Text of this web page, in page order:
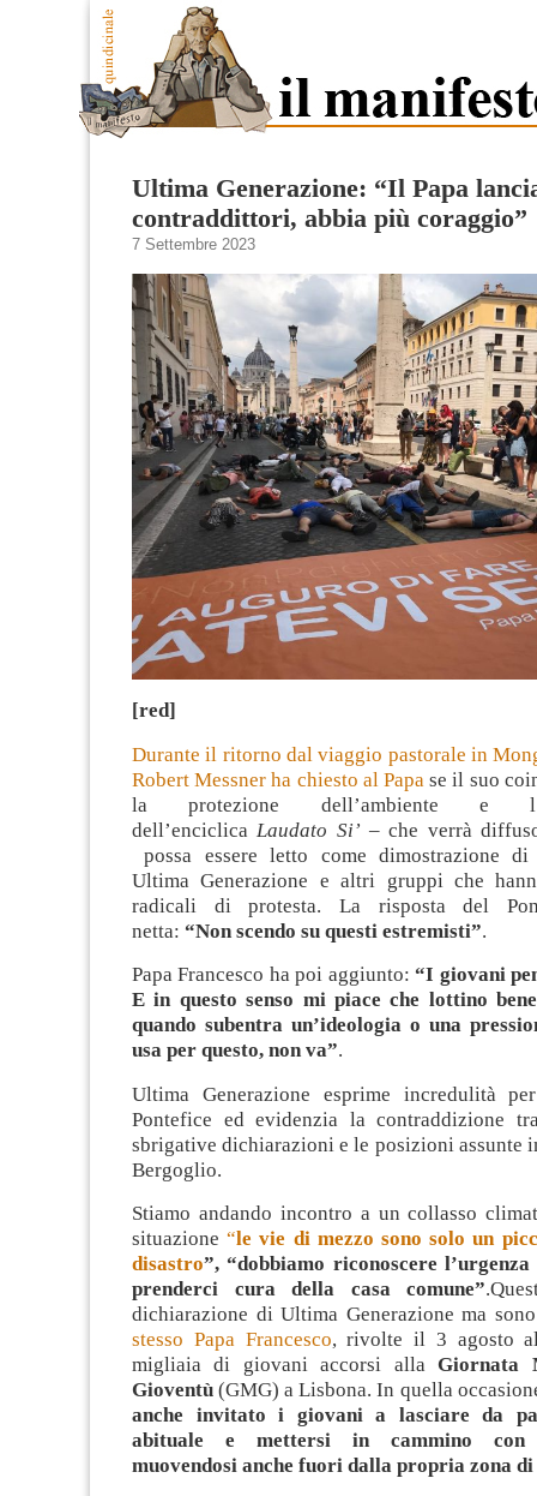
Ultima Generazione: “Il Papa
contraddittori, abbia più coraggio”
7 Settembre 2023
[red]
Durante il ritorno dal viaggio pastorale in
Robert Messnerha chiesto al Papa se il suo
la protezione dell’ambiente e
dell’enciclicaLaudato Si’ – che verrà
possa essere letto come dimostrazione
Ultima Generazione e altri gruppi che
radicali di protesta. La risposta del
netta: “Non scendo su questi estremisti”.
Papa Francesco ha poi aggiunto:“I giovani
E in questo senso mi piace che lottino
quando subentra un’ideologia o una
usa per questo, non va”.
Ultima Generazione esprime incredulità
Pontefice ed evidenzia la contraddizione
sbrigative dichiarazioni e le posizioni assunte
Bergoglio.
Stiamo andando incontro a un collasso
situazione“le vie di mezzo sono solo un
disastro”, “dobbiamo riconoscere
prenderci cura della casa comune”
dichiarazione di Ultima Generazione ma
stesso Papa Francesco, rivolte il 3 agosto
migliaia di giovani accorsi allaGiornata
Gioventù (GMG) a Lisbona. In quella
anche invitato i giovani a lasciare da
abituale e mettersi in cammino con
muovendosi anche fuori dalla propria zona